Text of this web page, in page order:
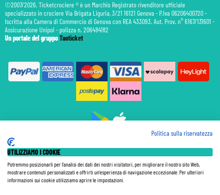
©2007/2026. Ticketcrociere ® è un Marchio Registrato rivenditore ufficiale
specializzato in crociere Via Brigata Liguria, 3/21 16121 Genova - P.Iva 06206400720 -
Iscritta alla Camera di Commercio di Genova con REA 433093. Aut. Prov. n° 6167/131601 -
Assicurazione Unipol - polizza n. 206484182
Un portale del gruppoTaoticket
Assicurazione
Le Tariffe pubblicate si intendono per persona (p.p.) con Tasse e Diritti Portuali inclusi. Le quote di
Politica sulla riservatezza
UTILIZZIAMO I COOKIE
Potremmo posizionarli per l'analisi dei dati dei nostri visitatori, per migliorare il nostro sito Web,
mostrare contenuti personalizzati e offrirti un'esperienza di navigazione eccezionale. Per ulteriori
informazioni sui cookie utilizziamo aprire le impostazioni.